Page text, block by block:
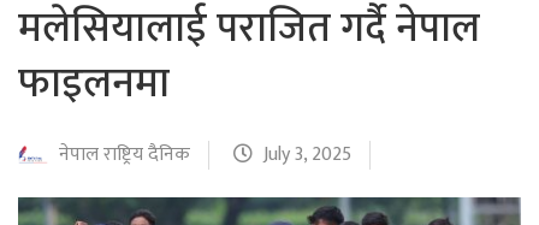
मलेसियालाई पराजित गर्दै नेपाल
फाइलनमा
नेपाल राष्ट्रिय दैनिक July 3, 2025